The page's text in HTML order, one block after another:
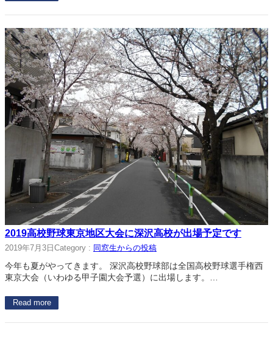
2019高校野球東京地区大会に深沢高校が出場予定です
2019年7月3日 Category : 同窓生からの投稿
今年も夏がやってきます。 深沢高校野球部は全国高校野球選手権西
東京大会（いわゆる甲子園大会予選）に出場します。…
Read more